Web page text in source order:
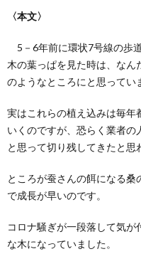
〈本文〉
5－6年前に環状7号線の歩
木の葉っぱを見た時は、なん
のようなところにと思ってい
実はこれらの植え込みは毎年
いくのですが、恐らく業者
と思って切り残してきたと思
ところが蚕さんの餌になる
で成長が早いのです。
コロナ騒ぎが一段落して気が
な木になっていました。